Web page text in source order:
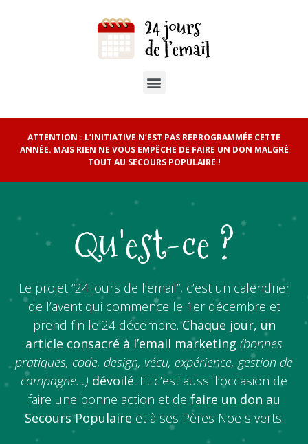
ATTENTION : L’INITIATIVE N’EST PAS REPROGRAMMÉE CETTE
ANNÉE. MAIS RIEN NE VOUS EMPÊCHE DE FAIRE UN DON MALGRÉ
TOUT AU SECOURS POPULAIRE !
Qu'est-ce ?
Le projet “24 jours de l’email”, c’est un calendrier
de l’avent qui commence le 1er décembre et
prend fin le 24 décembre.Chaque jour, un
article consacré à l’email marketing (bonnes
pratiques, code, design, vécu, expérience, gestion de
campagne…) dévoilé. Et c’est aussi l’occasion de
faire une bonne action et de faire un don au
Secours Populaire et à ses Pères Noëls verts.